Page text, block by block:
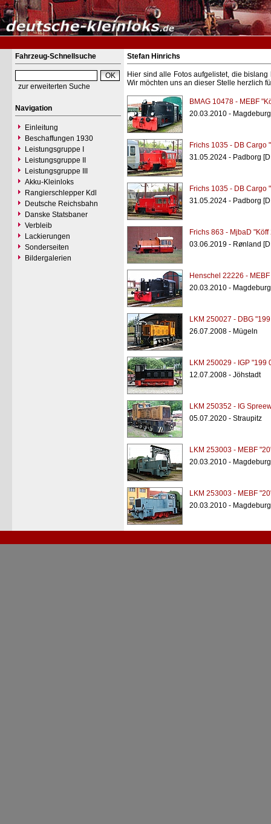
Fahrzeug-Schnellsuche
zur erweiterten Suche
Navigation
Einleitung
Beschaffungen 1930
Leistungsgruppe I
Leistungsgruppe II
Leistungsgruppe III
Akku-Kleinloks
Rangierschlepper Kdl
Deutsche Reichsbahn
Danske Statsbaner
Verbleib
Lackierungen
Sonderseiten
Bildergalerien
Stefan Hinrichs
Hier sind alle Fotos aufgelistet, die
Wir möchten uns an dieser Stelle herzlich
BMAG 10478 - MEBF
20.03.2010 -
Frichs 1035 - DB Cargo
31.05.2024 - Padborg
Frichs 1035 - DB Cargo
31.05.2024 - Padborg
Frichs 863 - MjbaD "Köff
03.06.2019 - Rønland
Henschel 22226 -
20.03.2010 - Magdeburg
LKM 250027 - DBG
26.07.2008 - Mügeln
LKM 250029 - IGP "199
12.07.2008 - Jöhstadt
LKM 250352 - IG
05.07.2020 - Straupitz
LKM 253003 - MEBF
20.03.2010 -
LKM 253003 - MEBF
20.03.2010 -